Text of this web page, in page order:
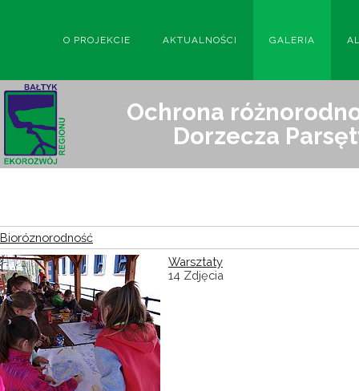
O PROJEKCIE AKTUALNOŚCI GALERIA
Ochrona
Dorzecza
Bioróznorodność
Warsztaty
14 Zdjęcia